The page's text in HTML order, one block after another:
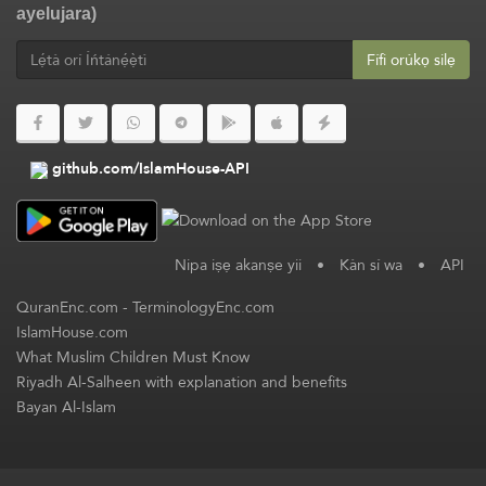
ayelujara)
Fífi orúkọ silẹ
github.com/IslamHouse-API
Nipa iṣẹ akanṣe yii • Kàn sí wa • API
QuranEnc.com-TerminologyEnc.com
IslamHouse.com
What Muslim Children Must Know
Riyadh Al-Salheen with explanation and benefits
Bayan Al-Islam